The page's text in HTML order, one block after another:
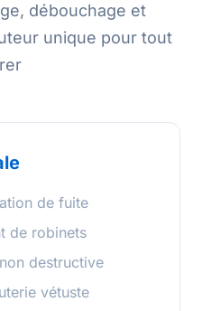
débouchage et
unique pour tout
de fuite
de robinets
destructive
vétuste